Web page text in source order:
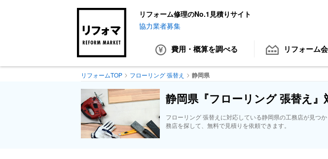
リフォーム修理のNo.1見積りサイト
協力業者募集
費用・概算を調べる リフォーム
リフォームTOP フローリング 張替え 静岡県
静岡県『フローリング 張替え』
フローリング 張替えに対応している静岡県の工務店が見つ
務店を探して、無料で見積りを依頼できます。